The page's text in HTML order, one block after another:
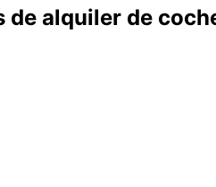
de alquiler de